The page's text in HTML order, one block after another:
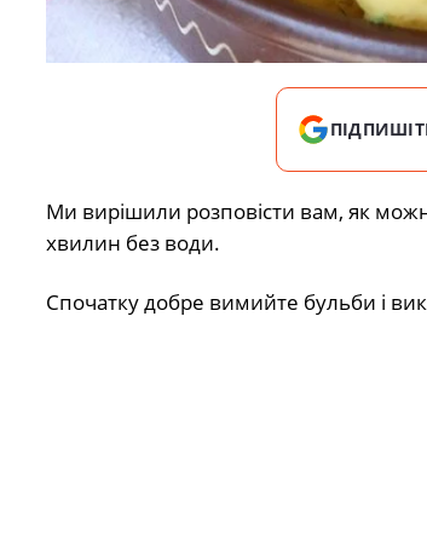
Ми вирішили розповісти вам, як
хвилин без води.
Спочатку добре вимийте бульби і